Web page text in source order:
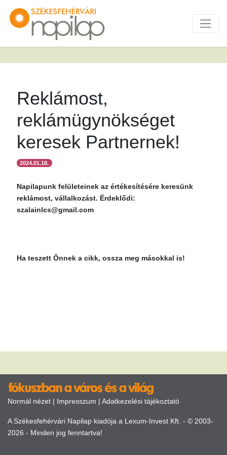
Reklámost,
reklámügynökséget
keresek Partnernek!
2024.01.18.
Napilapunk felületeinek az értékesítésére keresünk
reklámost, vállalkozást. Érdeklődi:
szalainlcs@gmail.com
Ha teszett Önnek a cikk, ossza meg másokkal is!
Normál nézet | Impresszum | Adatkezelési tájékoztató
A Székesfehérvári Napilap kiadója a Lexum-Invest Kft. - © 2003-
2026 - Minden jog fenntartva!